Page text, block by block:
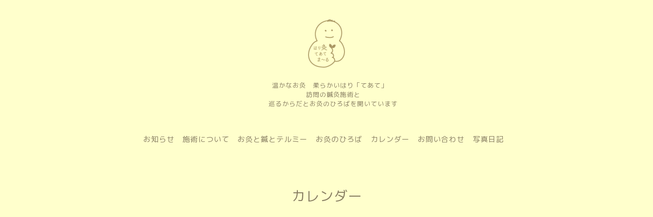
温かなお灸 柔らかいはり「てあて」
訪問の鍼灸施術と
巡るからだとお灸のひろばを開いています
お知らせ 施術について お灸と鍼とテルミー お灸のひろば カレンダー お問い合わせ 写真日記
カレンダー